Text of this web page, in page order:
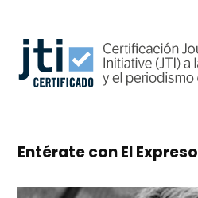
Entérate con El Expreso